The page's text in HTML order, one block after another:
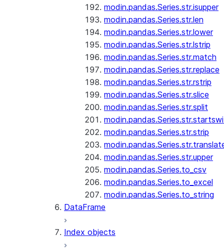
modin.pandas.Series.str.isupper
modin.pandas.Series.str.len
modin.pandas.Series.str.lower
modin.pandas.Series.str.lstrip
modin.pandas.Series.str.match
modin.pandas.Series.str.replace
modin.pandas.Series.str.rstrip
modin.pandas.Series.str.slice
modin.pandas.Series.str.split
modin.pandas.Series.str.strip
modin.pandas.Series.str.upper
modin.pandas.Series.to_csv
modin.pandas.Series.to_excel
modin.pandas.Series.to_string
DataFrame
Index objects